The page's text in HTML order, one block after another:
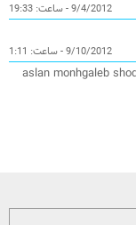
9/4/2012 - ساعت: 19:33
9/10/2012 - ساعت: 1:11
aslan monhgaleb